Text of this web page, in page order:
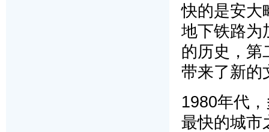
快的是安大
地下铁路为
的历史，第
带来了新的
1980年代
最快的城市